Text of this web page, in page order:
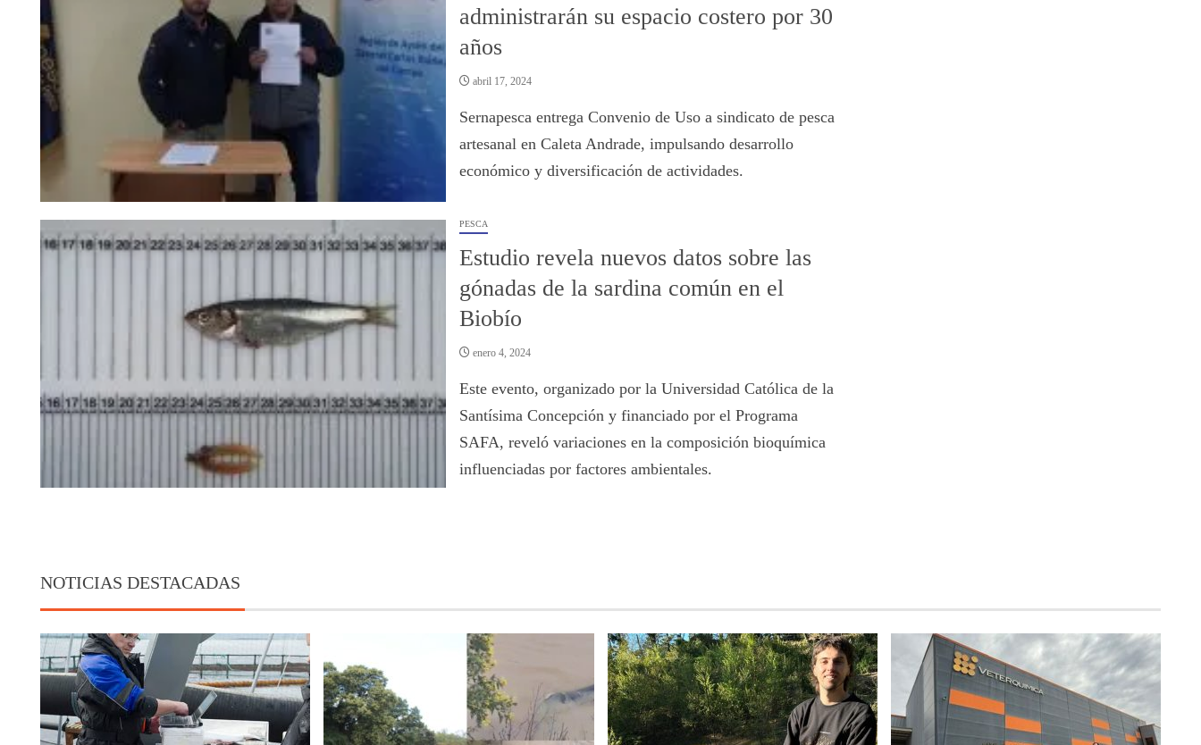
administrarán su espacio costero por 30
años
abril 17, 2024
Sernapesca entrega Convenio de Uso a sindicato de pesca
artesanal en Caleta Andrade, impulsando desarrollo
económico y diversificación de actividades.
PESCA
Estudio revela nuevos datos sobre las
gónadas de la sardina común en el
Biobío
enero 4, 2024
Este evento, organizado por la Universidad Católica de la
Santísima Concepción y financiado por el Programa
SAFA, reveló variaciones en la composición bioquímica
influenciadas por factores ambientales.
NOTICIAS DESTACADAS